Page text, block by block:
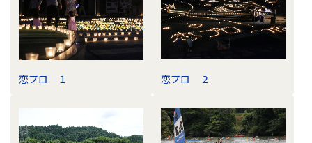
恋プロ １ 恋プロ ２